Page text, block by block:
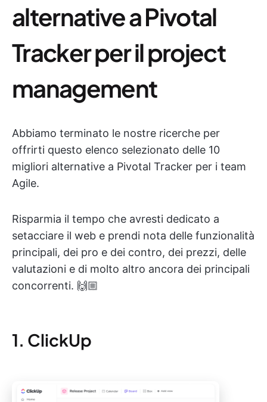
alternative a Pivotal
Tracker per il project
management
Abbiamo terminato le nostre ricerche per
offrirti questo elenco selezionato delle 10
migliori alternative a Pivotal Tracker per i team
Agile.
Risparmia il tempo che avresti dedicato a
setacciare il web e prendi nota delle funzionalità
principali, dei pro e dei contro, dei prezzi, delle
valutazioni e di molto altro ancora dei principali
concorrenti. 🙌🏼
1. ClickUp